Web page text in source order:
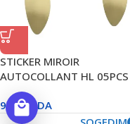
STICKER MIROIR
AUTOCOLLANT HL 05PCS
950.00DA
local_mall